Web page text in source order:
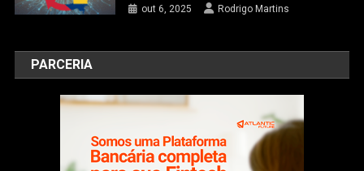
out 6, 2025 Rodrigo Martins
PARCERIA